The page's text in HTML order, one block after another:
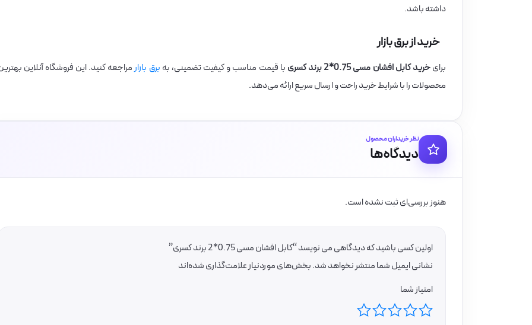
داشته باشد.
خرید از برق بازار
برایخرید کابل افشان مسی 0.75*2 برند کسری با قیمت مناسب و کیفیت تضمینی، به برق بازار مراجعه کنید. این فروشگاه آنلاین
محصولات را با شرایط خرید راحت و ارسال سریع ارائه می‌دهد.
نظر خریداران محصول
دیدگاه‌ها
هنوز بررسی‌ای ثبت نشده است.
اولین کسی باشید که دیدگاهی می نویسد “کابل افشان مسی 0.75*2 برند کسری”
نشانی ایمیل شما منتشر نخواهد شد.بخش‌های موردنیاز علامت‌گذاری شده‌اند
امتیاز شما